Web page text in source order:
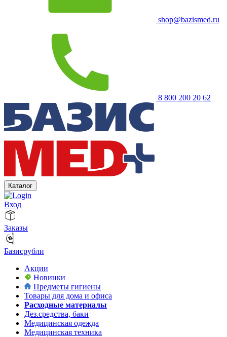
shop@bazismed.ru
8 800 200 20 62
Каталог
Вход
Заказы
Базисрубли
Акции
Новинки
Предметы гигиены
Товары для дома и офиса
Расходные материалы
Дез.средства, баки
Медицинская одежда
Медицинская техника